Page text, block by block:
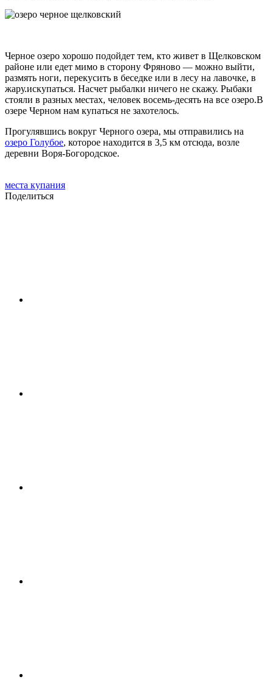
Черное озеро хорошо подойдет тем, кто живет в Щелковском
районе или едет мимо в сторону Фряново — можно выйти,
размять ноги, перекусить в беседке или в лесу на лавочке, в
жару.искупаться. Насчет рыбалки ничего не скажу. Рыбаки
стояли в разных местах, человек восемь-десять на все озеро.В
озере Черном нам купаться не захотелось.
Прогулявшись вокруг Черного озера, мы отправились на
озеро Голубое, которое находится в 3,5 км отсюда, возле
деревни Воря-Богородское.
места купания
Поделиться